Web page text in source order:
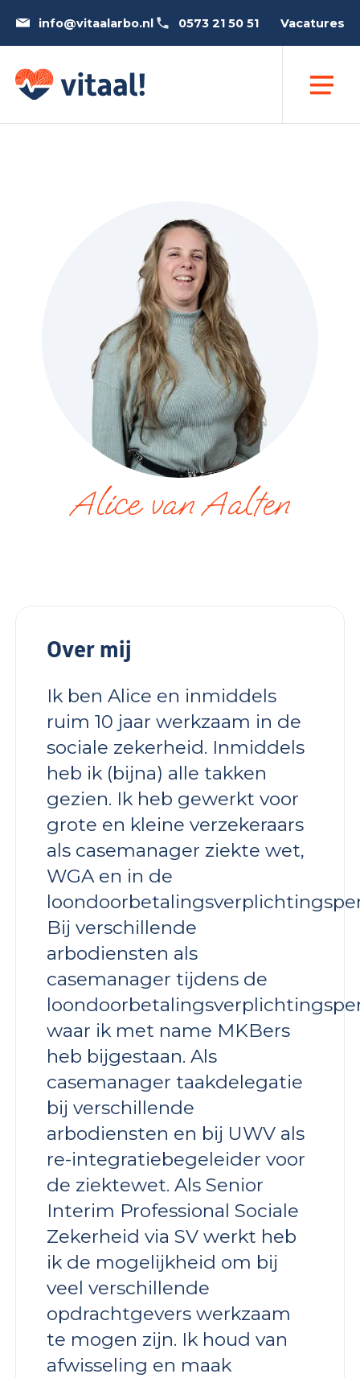
info@vitaalarbo.nl 0573 21 50 51 Vacatures
Alice van Aalten
Over mij
Ik ben Alice en inmiddels
ruim 10 jaar werkzaam in de
sociale zekerheid. Inmiddels
heb ik (bijna) alle takken
gezien. Ik heb gewerkt voor
grote en kleine verzekeraars
als casemanager ziekte wet,
WGA en in de
Bij verschillende
arbodiensten als
casemanager tijdens de
waar ik met name MKBers
heb bijgestaan. Als
casemanager taakdelegatie
bij verschillende
arbodiensten en bij UWV als
re-integratiebegeleider voor
de ziektewet. Als Senior
Interim Professional Sociale
Zekerheid via SV werkt heb
ik de mogelijkheid om bij
veel verschillende
opdrachtgevers werkzaam
te mogen zijn. Ik houd van
afwisseling en maak